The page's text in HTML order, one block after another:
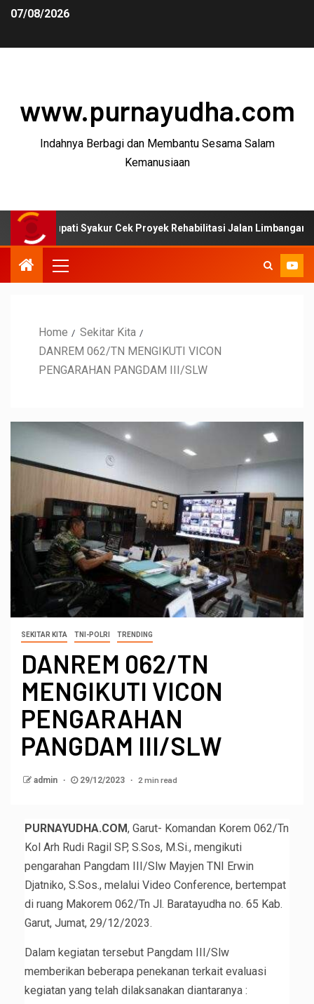
07/08/2026
www.purnayudha.com
Indahnya Berbagi dan Membantu Sesama Salam
Kemanusiaan
Syakur Cek Proyek Rehabilitasi Jalan Limbangan–Selaawi
Home
Sekitar Kita
DANREM 062/TN MENGIKUTI VICON
PENGARAHAN PANGDAM III/SLW
SEKITAR KITA TNI-POLRI TRENDING
DANREM 062/TN
MENGIKUTI VICON
PENGARAHAN
PANGDAM III/SLW
admin 29/12/2023 2 min read
PURNAYUDHA.COM, Garut- Komandan Korem 062/Tn
Kol Arh Rudi Ragil SP, S.Sos, M.Si., mengikuti
pengarahan Pangdam III/Slw Mayjen TNI Erwin
Djatniko, S.Sos., melalui Video Conference, bertempat
di ruang Makorem 062/Tn Jl. Baratayudha no. 65 Kab.
Garut, Jumat, 29/12/2023.
Dalam kegiatan tersebut Pangdam III/Slw
memberikan beberapa penekanan terkait evaluasi
kegiatan yang telah dilaksanakan diantaranya :